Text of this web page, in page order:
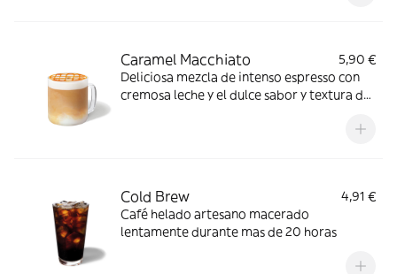
Caramel Macchiato
5,90 €
Deliciosa mezcla de intenso espresso con
cremosa leche y el dulce sabor y textura del
Cold Brew
4,91 €
Café helado artesano macerado
lentamente durante mas de 20 horas